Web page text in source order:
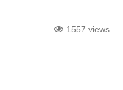
1557 views